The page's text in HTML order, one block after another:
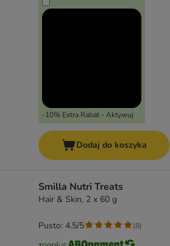
-10% Extra Rabat - Aktywuj
Dodaj do koszyka
Smilla Nutri Treats
Hair & Skin, 2 x 60 g
Pusto: 4.5/5 (8)